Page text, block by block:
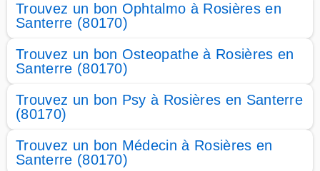
Trouvez un bon Ophtalmo à Rosières en
Santerre (80170)
Trouvez un bon Osteopathe à Rosières en
Santerre (80170)
Trouvez un bon Psy à Rosières en Santerre
(80170)
Trouvez un bon Médecin à Rosières en
Santerre (80170)